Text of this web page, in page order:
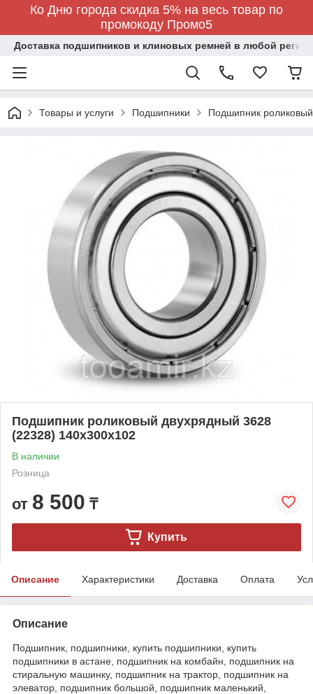
Ко Дню города скидка 5% на весь товар по
промокоду Промо5
Доставка подшипников и клиновых ремней в любой регион
Товары и услуги Подшипники Подшипник
Подшипник роликовый двухрядный 3628
(22328) 140x300x102
В наличии
Розница
от 8 500 ₸
Купить
Описание Характеристики Доставка Оплата
Описание
Подшипник, подшипники, купить подшипники, купить
подшипники в астане, подшипник на комбайн, подшипник на
стиральную машинку, подшипник на трактор, подшипник на
элеватор, подшипник большой, подшипник маленький,